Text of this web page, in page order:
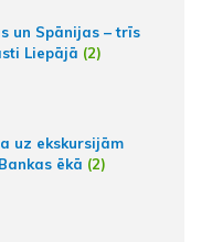
un Spānijas – trīs
Liepājā (2)
uz ekskursijām
ēkā (2)